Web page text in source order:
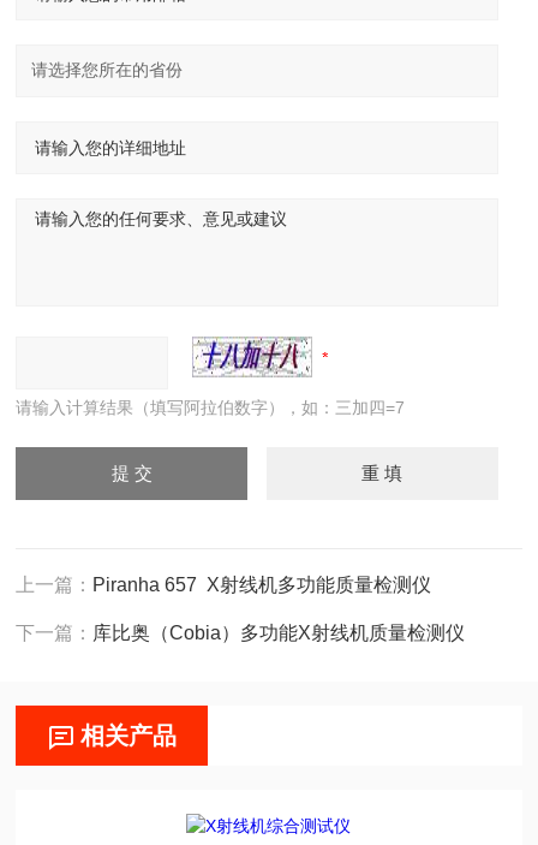
请输入计算结果（填写阿拉伯数字），如：三加四=7
上一篇： Piranha 657 X射线机多功能质量检测仪
下一篇： 库比奥（Cobia）多功能X射线机质量检测仪
相关产品